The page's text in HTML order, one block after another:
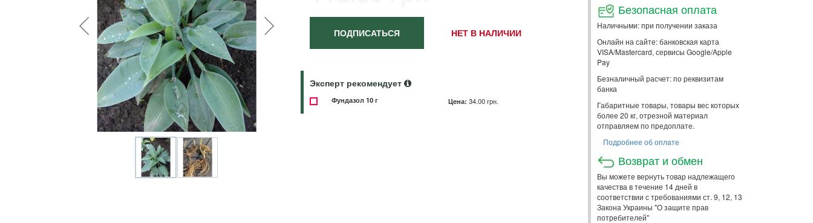
Удобрения
Для комнатных растений
Для ландшафтного дизайна
Для полива
Инструменты и инвентарь
Виноделие
Пчеловодство
Садовые фигуры
Мицелий грибов
Теплицы и укрывной материал
ПОДПИСАТЬСЯ НЕТ В НАЛИЧИИ
Эксперт рекомендует
Фундазол 10 г Цена: 34.00 грн.
Безопасная оплата
Наличными: при получении заказа
Онлайн на сайте: банковская карта
VISA/Mastercard, сервисы Google/Apple
Pay
Безналичный расчет: по реквизитам
банка
Габаритные товары, товары вес которых
более 20 кг, отрезной материал
отправляем по предоплате.
Подробнее об оплате
Возврат и обмен
Вы можете вернуть товар надлежащего
качества в течение 14 дней в
соответствии с требованиями ст. 9, 12, 13
Закона Украины "О защите прав
потребителей"